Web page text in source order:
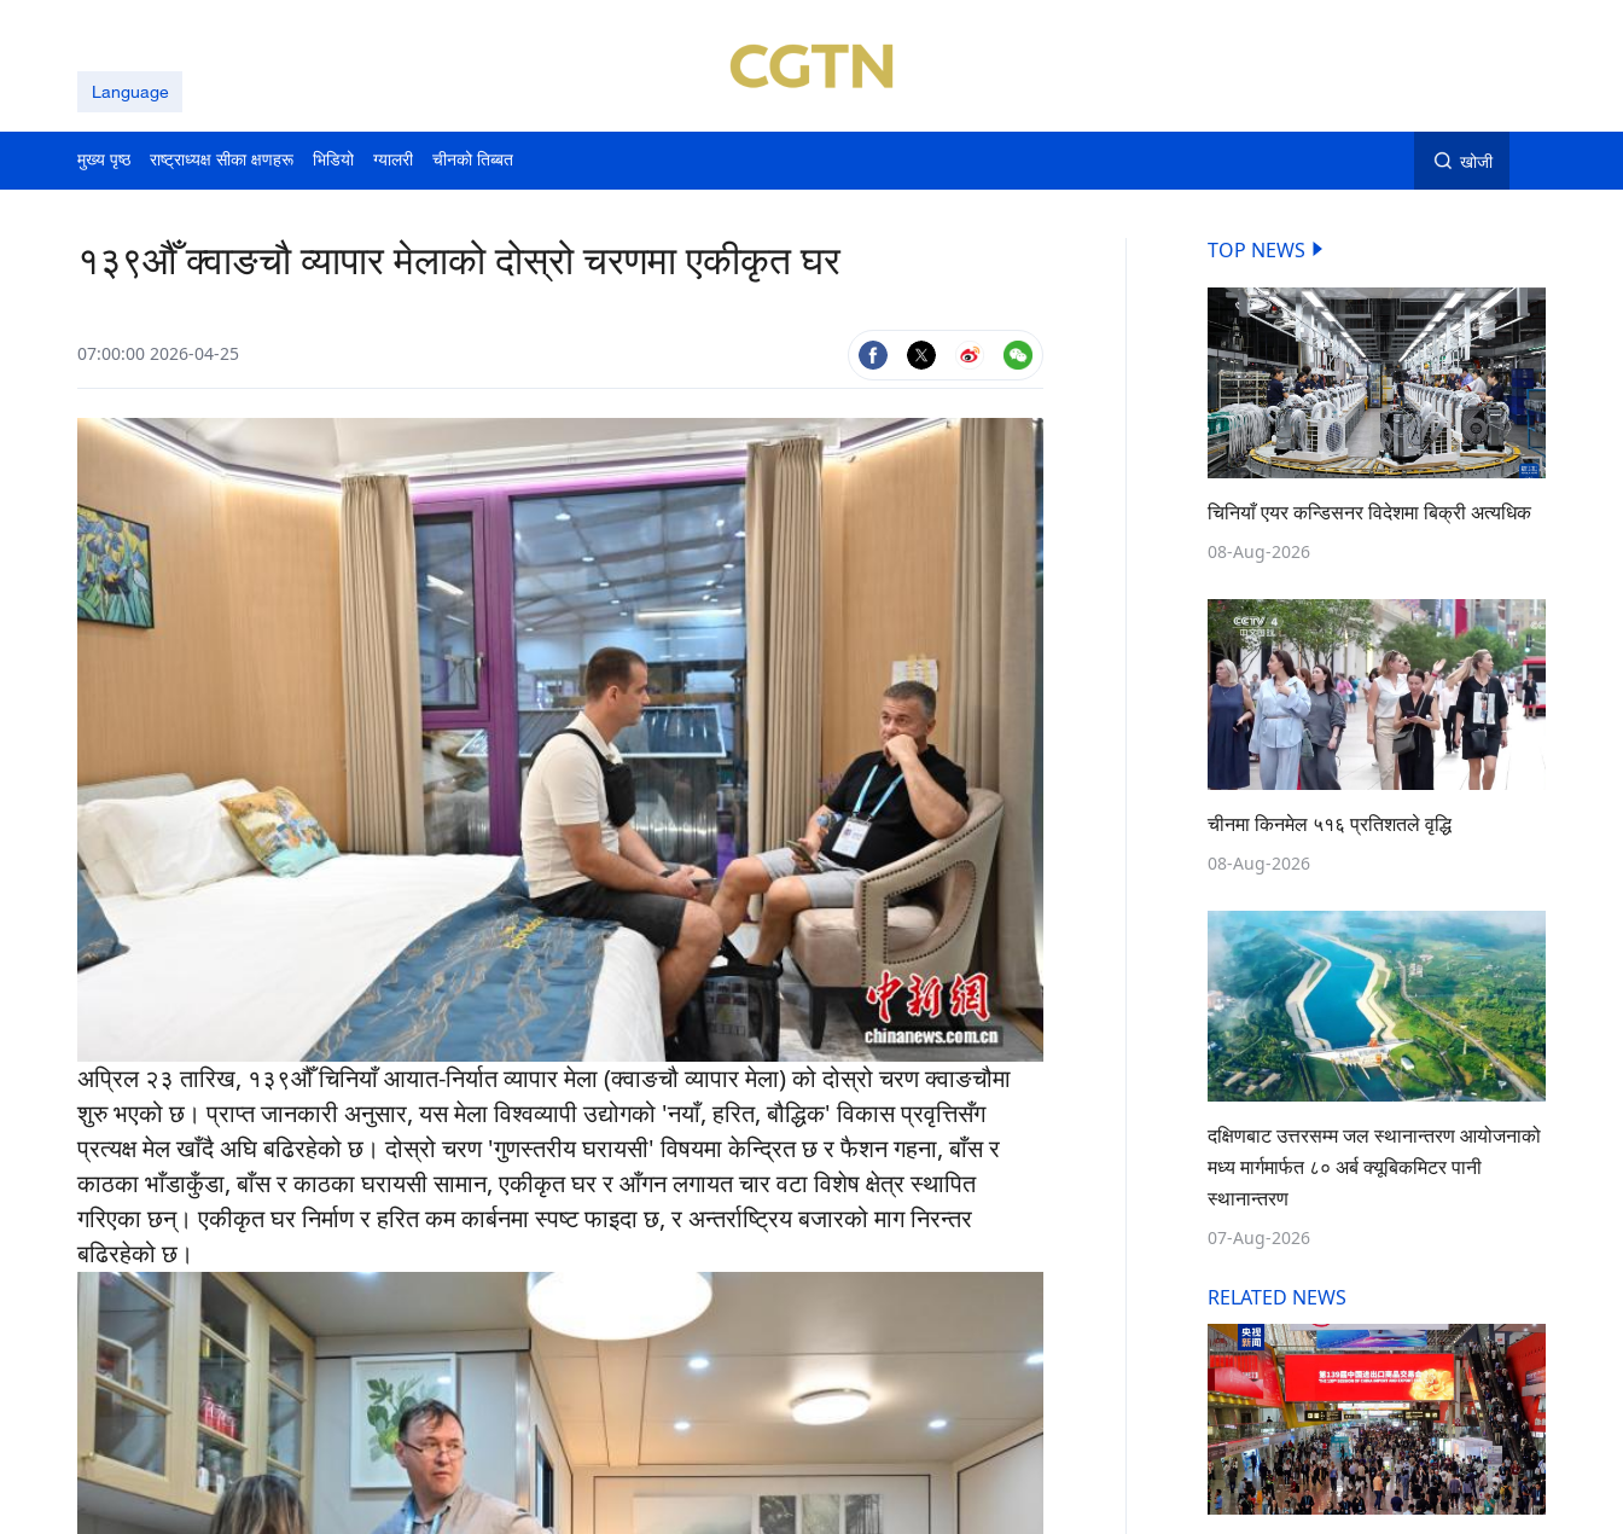
Language
मुख्य पृष्ठ राष्ट्राध्यक्ष सीका क्षणहरू भिडियो ग्यालरी चीनको तिब्बत खोजी
१३९औँ क्वाङचौ व्यापार मेलाको दोस्रो चरणमा एकीकृत घर
07:00:00 2026-04-25
अप्रिल २३ तारिख, १३९औँ चिनियाँ आयात-निर्यात व्यापार मेला (क्वाङचौ व्यापार मेला) को दोस्रो चरण क्वाङचौमा
शुरु भएको छ। प्राप्त जानकारी अनुसार, यस मेला विश्वव्यापी उद्योगको 'नयाँ, हरित, बौद्धिक' विकास प्रवृत्तिसँग
प्रत्यक्ष मेल खाँदै अघि बढिरहेको छ। दोस्रो चरण 'गुणस्तरीय घरायसी' विषयमा केन्द्रित छ र फैशन गहना, बाँस र
काठका भाँडाकुँडा, बाँस र काठका घरायसी सामान, एकीकृत घर र आँगन लगायत चार वटा विशेष क्षेत्र स्थापित
गरिएका छन्। एकीकृत घर निर्माण र हरित कम कार्बनमा स्पष्ट फाइदा छ, र अन्तर्राष्ट्रिय बजारको माग निरन्तर
बढिरहेको छ।
TOP NEWS
चिनियाँ एयर कन्डिसनर विदेशमा बिक्री अत्यधिक
08-Aug-2026
चीनमा किनमेल ५१६ प्रतिशतले वृद्धि
08-Aug-2026
दक्षिणबाट उत्तरसम्म जल स्थानान्तरण आयोजनाको
मध्य मार्गमार्फत ८० अर्ब क्यूबिकमिटर पानी
स्थानान्तरण
07-Aug-2026
RELATED NEWS